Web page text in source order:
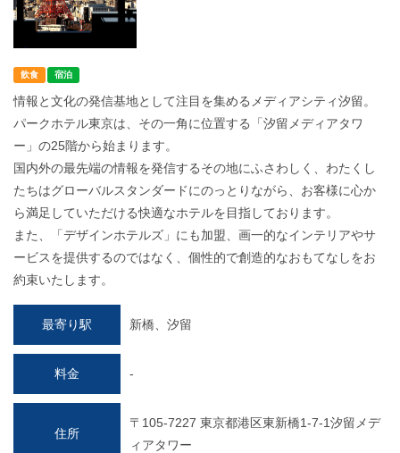
飲食 宿泊
情報と文化の発信基地として注目を集めるメディアシティ汐留。
パークホテル東京は、その一角に位置する「汐留メディアタワ
ー」の25階から始まります。
国内外の最先端の情報を発信するその地にふさわしく、わたくし
たちはグローバルスタンダードにのっとりながら、お客様に心か
ら満足していただける快適なホテルを目指しております。
また、「デザインホテルズ」にも加盟、画一的なインテリアやサ
ービスを提供するのではなく、個性的で創造的なおもてなしをお
約束いたします。
最寄り駅 新橋、汐留
料金 -
住所
〒105-7227 東京都港区東新橋1-7-1汐留メデ
ィアタワー